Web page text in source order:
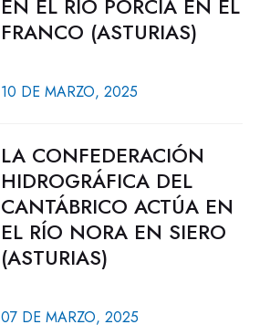
EN EL RÍO PORCÍA EN EL
FRANCO (ASTURIAS)
10 DE MARZO, 2025
LA CONFEDERACIÓN
HIDROGRÁFICA DEL
CANTÁBRICO ACTÚA EN
EL RÍO NORA EN SIERO
(ASTURIAS)
07 DE MARZO, 2025